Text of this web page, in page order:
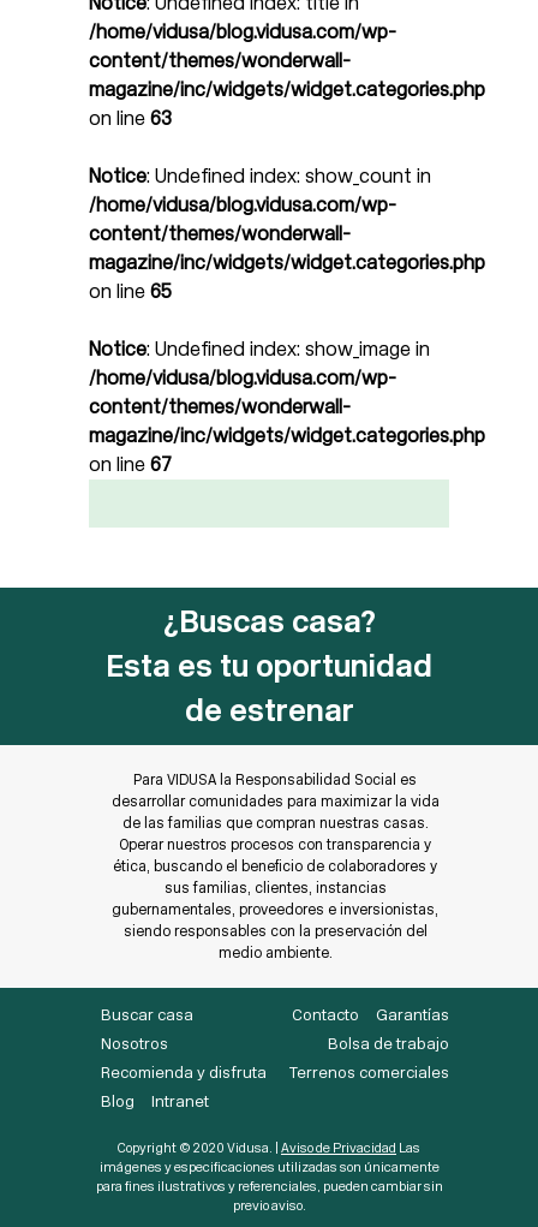
/home/vidusa/blog.vidusa.com/wp-
content/themes/wonderwall-
magazine/inc/widgets/widget.categories.php
on line 63
Notice: Undefined index: show_count in
/home/vidusa/blog.vidusa.com/wp-
content/themes/wonderwall-
magazine/inc/widgets/widget.categories.php
on line 65
Notice: Undefined index: show_image in
/home/vidusa/blog.vidusa.com/wp-
content/themes/wonderwall-
magazine/inc/widgets/widget.categories.php
on line 67
¿Buscas casa?
Esta es tu oportunidad
de estrenar
Para VIDUSA la Responsabilidad Social es
desarrollar comunidades para maximizar la vida
de las familias que compran nuestras casas.
Operar nuestros procesos con transparencia y
ética, buscando el beneficio de colaboradores y
sus familias, clientes, instancias
gubernamentales, proveedores e inversionistas,
siendo responsables con la preservación del
medio ambiente.
Buscar casa
Nosotros
Recomienda y disfruta
Blog
Intranet
Contacto
Garantías
Bolsa de trabajo
Terrenos comerciales
Copyright © 2020 Vidusa. | Aviso de Privacidad Las
imágenes y especificaciones utilizadas son únicamente
para fines ilustrativos y referenciales, pueden cambiar sin
previo aviso.